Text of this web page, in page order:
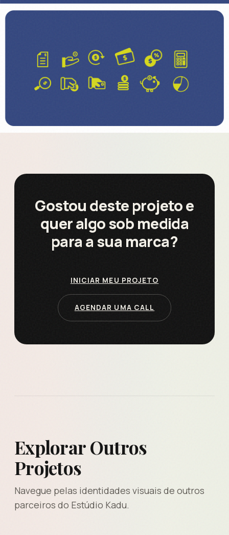
Gostou deste projeto e
quer algo sob medida
para a sua marca?
INICIAR MEU PROJETO
AGENDAR UMA CALL
Explorar Outros
Projetos
Navegue pelas identidades visuais de outros
parceiros do Estúdio Kadu.